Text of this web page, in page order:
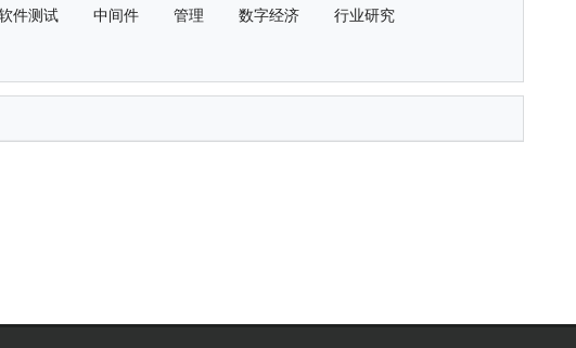
件测试 中间件 管理 数字经济 行业研究